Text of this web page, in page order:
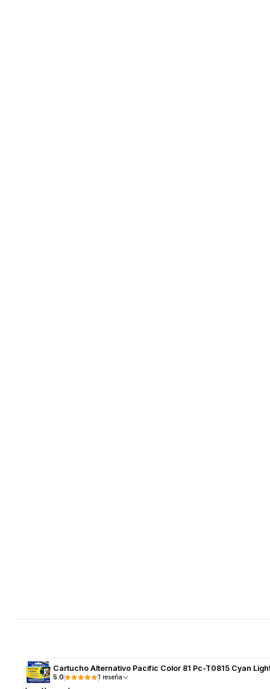
Cartucho Alternativo Pacific Color 81 Pc-T0815 Cyan
5.0 1 reseña